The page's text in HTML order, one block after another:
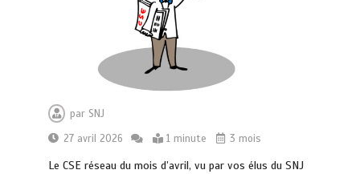
par SNJ
27 avril 2026
1 minute 3 mois
Le CSE réseau du mois d’avril, vu par vos élus du SNJ